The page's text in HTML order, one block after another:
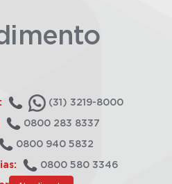
(31) 3219-8000
0800 283 8337
0800 940 5832
0800 580 3346